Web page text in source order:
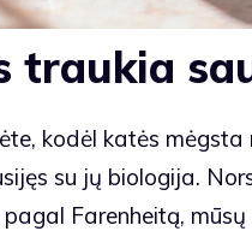
traukia
kodėl katės mėgsta
su jų biologija.
Farenheitą,